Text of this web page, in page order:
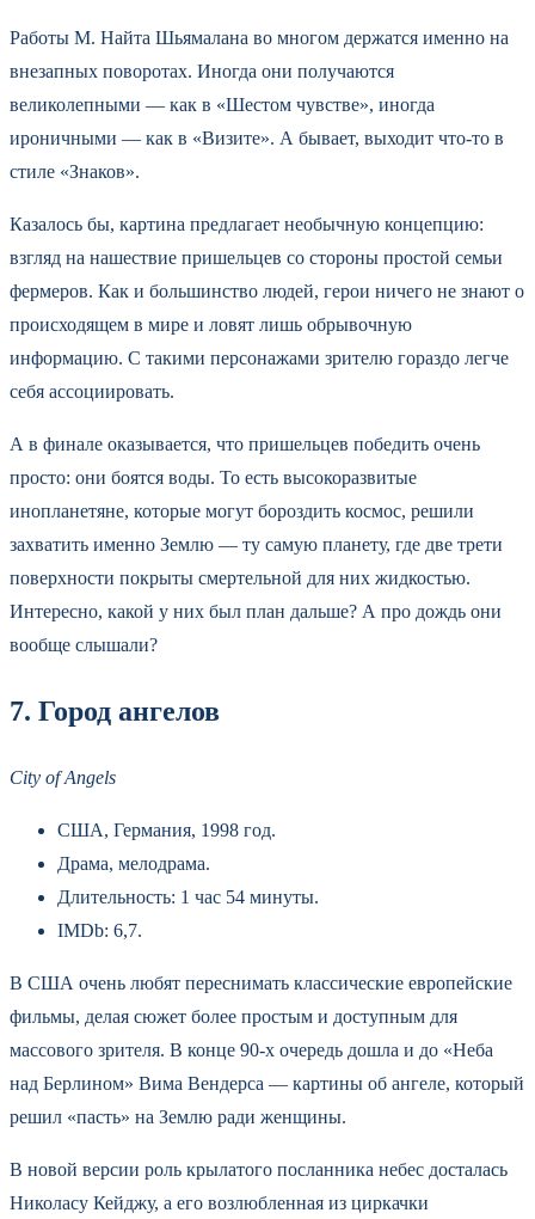
Работы М. Найта Шьямалана во многом держатся именно на
внезапных поворотах. Иногда они получаются
великолепными — как в «Шестом чувстве», иногда
ироничными — как в «Визите». А бывает, выходит что-то в
стиле «Знаков».
Казалось бы, картина предлагает необычную концепцию:
взгляд на нашествие пришельцев со стороны простой семьи
фермеров. Как и большинство людей, герои ничего не знают о
происходящем в мире и ловят лишь обрывочную
информацию. С такими персонажами зрителю гораздо легче
себя ассоциировать.
А в финале оказывается, что пришельцев победить очень
просто: они боятся воды. То есть высокоразвитые
инопланетяне, которые могут бороздить космос, решили
захватить именно Землю — ту самую планету, где две трети
поверхности покрыты смертельной для них жидкостью.
Интересно, какой у них был план дальше? А про дождь они
вообще слышали?
7. Город ангелов
City of Angels
США, Германия, 1998 год.
Драма, мелодрама.
Длительность: 1 час 54 минуты.
IMDb: 6,7.
В США очень любят переснимать классические европейские
фильмы, делая сюжет более простым и доступным для
массового зрителя. В конце 90‑х очередь дошла и до «Неба
над Берлином» Вима Вендерса — картины об ангеле, который
решил «пасть» на Землю ради женщины.
В новой версии роль крылатого посланника небес досталась
Николасу Кейджу, а его возлюбленная из циркачки